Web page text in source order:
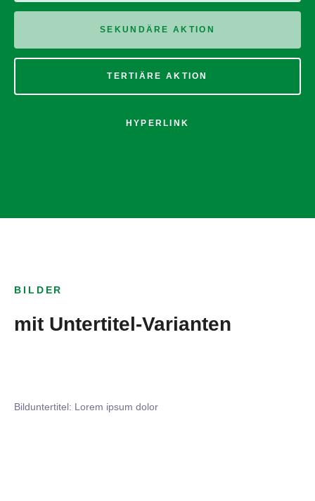
SEKUNDÄRE AKTION
TERTIÄRE AKTION
HYPERLINK
BILDER
mit Untertitel-Varianten
Bilduntertitel: Lorem ipsum dolor